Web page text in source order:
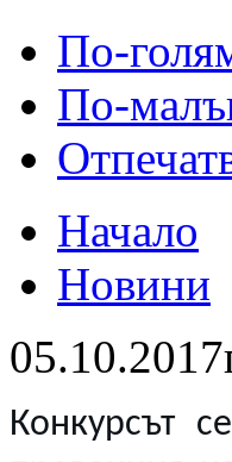
По-
По-
Начало
Новини
Конкурсът